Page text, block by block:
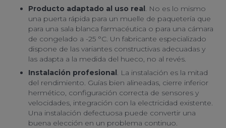
Producto adaptado al uso real. No es lo mismo
una puerta rápida para un muelle de paquetería que
para una sala blanca farmacéutica o para una cámara
de congelado a -25 °C. Un fabricante especializado
dispone de las variantes constructivas adecuadas y
las adapta a la medida del hueco, no al revés.
Instalación profesional. La instalación es la mitad
del rendimiento. Guías bien alineadas, cierre inferior
hermético, configuración correcta de sensores y
velocidades, integración con la electricidad existente.
Una instalación defectuosa puede convertir una
buena elección en un problema continuo.